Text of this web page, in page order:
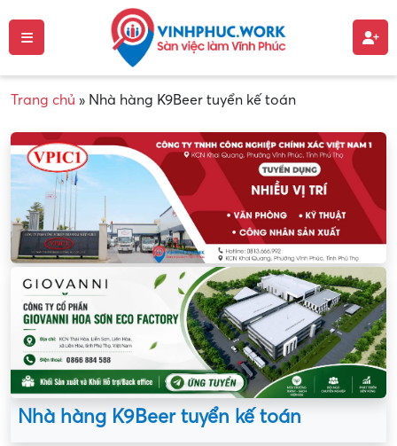
Trang chủ » Nhà hàng K9Beer tuyển kế toán
Nhà hàng K9Beer tuyển kế toán